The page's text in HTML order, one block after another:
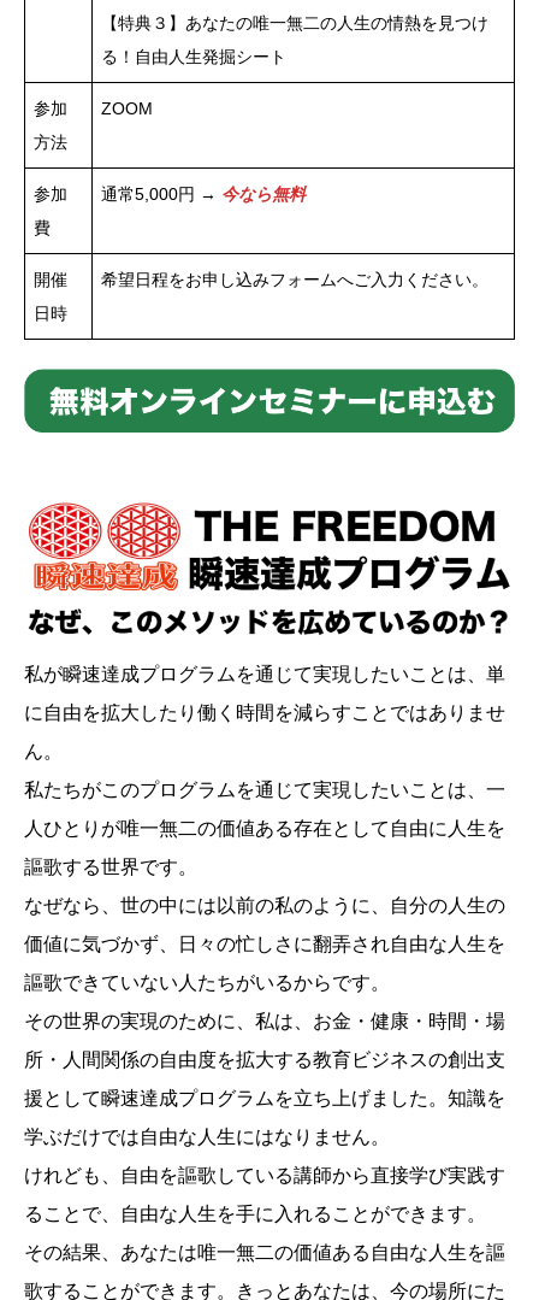
【特典３】あなたの唯一無二の人生の情熱を見つけ
る！自由人生発掘シート
参加
方法
ZOOM
参加
費
通常5,000円 → 今なら無料
開催
日時
希望日程をお申し込みフォームへご入力ください。
私が瞬速達成プログラムを通じて実現したいことは、単
に自由を拡大したり働く時間を減らすことではありませ
ん。
私たちがこのプログラムを通じて実現したいことは、一
人ひとりが唯一無二の価値ある存在として自由に人生を
謳歌する世界です。
なぜなら、世の中には以前の私のように、自分の人生の
価値に気づかず、日々の忙しさに翻弄され自由な人生を
謳歌できていない人たちがいるからです。
その世界の実現のために、私は、お金・健康・時間・場
所・人間関係の自由度を拡大する教育ビジネスの創出支
援として瞬速達成プログラムを立ち上げました。知識を
学ぶだけでは自由な人生にはなりません。
けれども、自由を謳歌している講師から直接学び実践す
ることで、自由な人生を手に入れることができます。
その結果、あなたは唯一無二の価値ある自由な人生を謳
歌することができます。きっとあなたは、今の場所にた